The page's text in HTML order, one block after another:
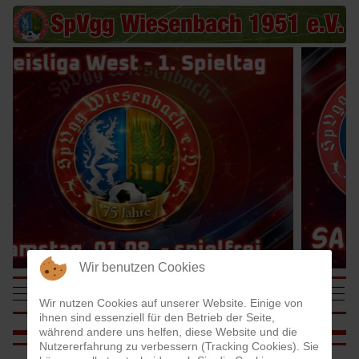
Mobile Menu Toggle
1951 e.V.
Off-
Wir benutzen Cookies
Wir nutzen Cookies auf unserer Website. Einige von
ihnen sind essenziell für den Betrieb der Seite,
während andere uns helfen, diese Website und die
Nutzererfahrung zu verbessern (Tracking Cookies). Sie